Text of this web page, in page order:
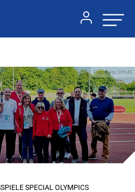
Foto:Foto: DPolG
SPECIAL OLYMPICS